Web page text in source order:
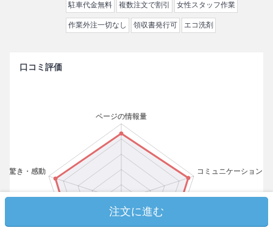
駐車代金無料 複数注文で割引 女性スタッフ作業
作業外注一切なし 領収書発行可 エコ洗剤
口コミ評価
注文に進む